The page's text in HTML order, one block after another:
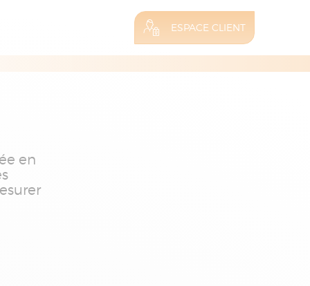
ESPACE CLIENT
en